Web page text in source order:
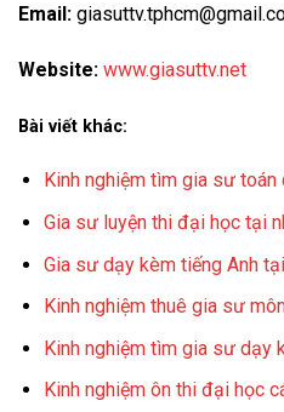
Email:
Website: www.giasuttv.net
Bài viết khác:
Kinh nghiệm tìm gia sư
Gia sư luyện thi đại học tại
Gia sư dạy kèm tiếng Anh
Kinh nghiệm thuê gia sư
Kinh nghiệm tìm gia sư dạy
Kinh nghiệm ôn thi đại học